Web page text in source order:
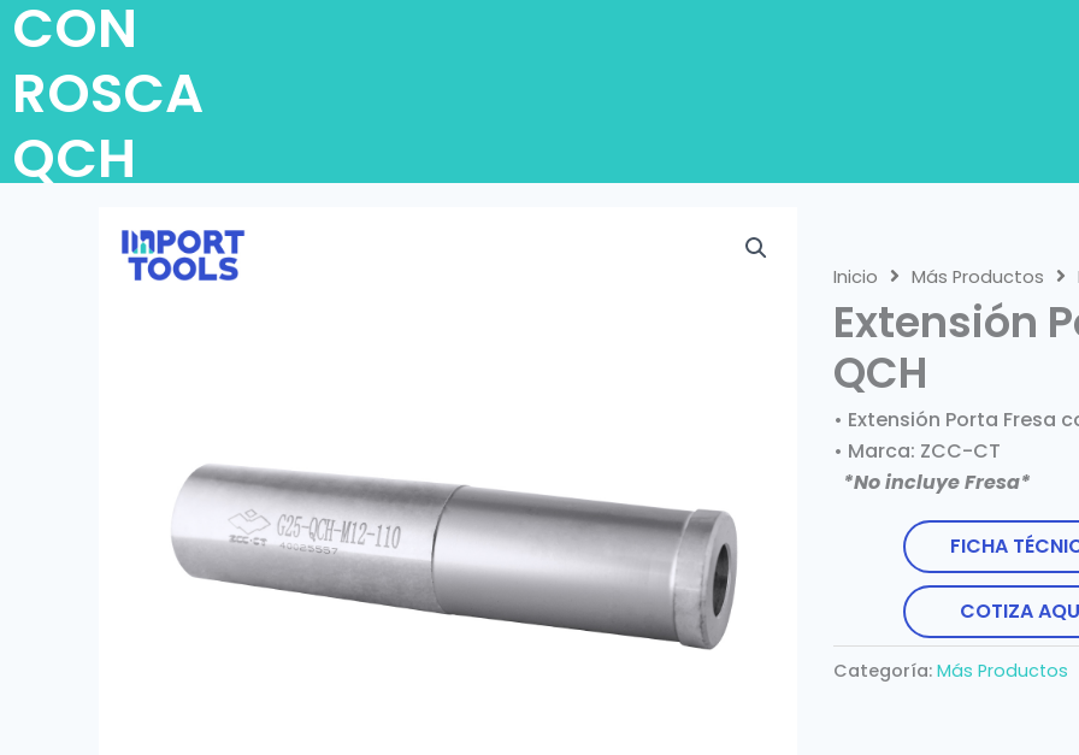
CON
ROSCA
QCH
Inicio Más Productos
Extensión
QCH
• Extensión Porta Fresa
• Marca: ZCC-CT
*No incluye Fresa*
FICHA
COTIZA
Categoría: Más Productos